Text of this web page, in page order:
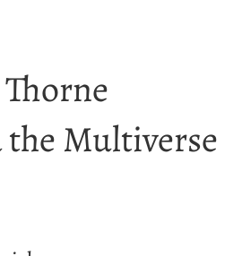
the Multiverse